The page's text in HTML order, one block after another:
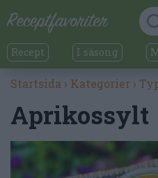
Recept I säsong
Startsida › Kategorier ›
Aprikossylt